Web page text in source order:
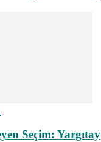
Seçim: Yargıtay